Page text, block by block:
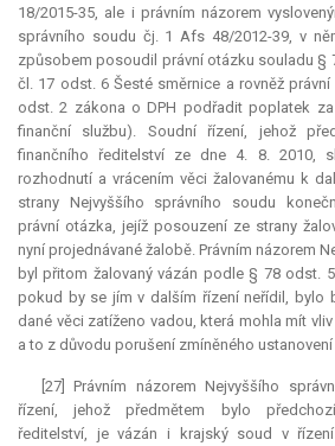
18/2015-35, ale i právním názorem
správního soudu čj. 1 Afs 48/2012-39, v
způsobem posoudil právní otázku souladu §
čl. 17 odst. 6 Šesté směrnice a rovněž
odst. 2 zákona o DPH podřadit poplatek
finanční službu). Soudní řízení, jehož
finančního ředitelství ze dne 4. 8. 2010,
rozhodnutí a vrácením věci žalovanému k
strany Nejvyššího správního soudu
právní otázka, jejíž posouzení ze strany
nyní projednávané žalobě. Právním názorem
byl přitom žalovaný vázán podle § 78 odst.
pokud by se jím v dalším řízení neřídil, bylo
dané věci zatíženo vadou, která mohla mít
a to z důvodu porušení zmíněného
[27] Právním názorem Nejvyššího
řízení, jehož předmětem bylo
ředitelství, je vázán i krajský soud v